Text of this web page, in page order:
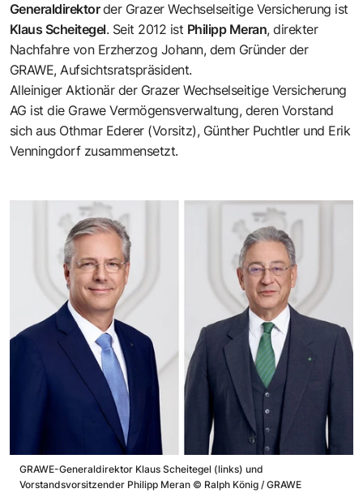
Generaldirektorder Grazer Wechselseitige Versicherung ist
Klaus Scheitegel. Seit 2012 ist Philipp Meran, direkter
Nachfahre von Erzherzog Johann, dem Gründer der
GRAWE, Aufsichtsratspräsident.
Alleiniger Aktionär der Grazer Wechselseitige Versicherung
AG ist die Grawe Vermögensverwaltung, deren Vorstand
sich aus Othmar Ederer (Vorsitz), Günther Puchtler und Erik
Venningdorf zusammensetzt.
GRAWE-Generaldirektor Klaus Scheitegel (links) und
Vorstandsvorsitzender Philipp Meran © Ralph König / GRAWE